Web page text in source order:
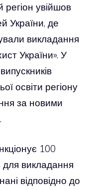
регіон увійшов
України, де
викладання
України». У
освіти регіону
за новими
100
для викладання
відповідно до